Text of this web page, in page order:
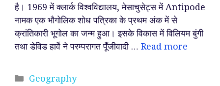
है। 1969 में क्लार्क विश्वविद्यालय, मेसाचुसेट्स में Antipode
नामक एक भौगोलिक शोध पत्रिका के प्रथम अंक में से
क्रांतिकारी भूगोल का जन्म हुआ। इसके विकास में विलियम बुंगी
तथा डेविड हार्वे ने परम्परागत पूँजीवादी … Read more
Categories
Geography